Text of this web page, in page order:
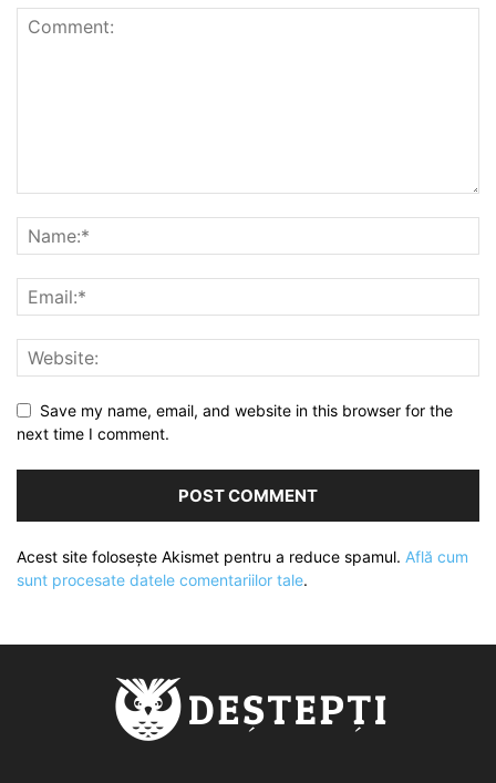
Save my name, email, and website in this browser for the
next time I comment.
Acest site folosește Akismet pentru a reduce spamul. Află cum
sunt procesate datele comentariilor tale.